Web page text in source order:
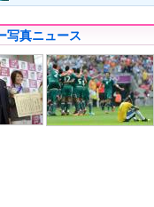
写真ニュース